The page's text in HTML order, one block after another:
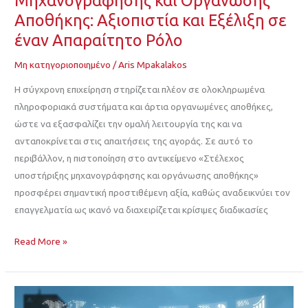
Αποθήκης: Αξιοπιστία και Εξέλιξη σε
έναν Απαραίτητο Ρόλο
Μη κατηγοριοποιημένο /Aris Mpakalakos
Η σύγχρονη επιχείρηση στηρίζεται πλέον σε ολοκληρωμένα
πληροφοριακά συστήματα και άρτια οργανωμένες αποθήκες,
ώστε να εξασφαλίζει την ομαλή λειτουργία της και να
ανταποκρίνεται στις απαιτήσεις της αγοράς. Σε αυτό το
περιβάλλον, η πιστοποίηση στο αντικείμενο «Στέλεχος
υποστήριξης μηχανογράφησης και οργάνωσης αποθήκης»
προσφέρει σημαντική προστιθέμενη αξία, καθώς αναδεικνύει τον
επαγγελματία ως ικανό να διαχειρίζεται κρίσιμες διαδικασίες
Read More »
Αναγνωρισμένα Πιστοποιητικά Γνώσης Πληροφορικής για